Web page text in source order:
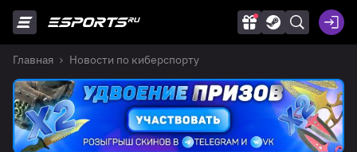
Главная Новости по киберспорту